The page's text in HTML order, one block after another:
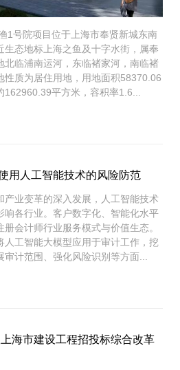
院项目位于上海市奉贤新城东南
生态地标上海之鱼及十字水街，属奉
北临浦南运河，东临褚家河，南临褚
性质为居住用地，用地面积58370.06
平方米，容积率1.6...
用人工智能技术的风险防范
业变革的深入发展，人工智能技术
响各行业。客户数字化、智能化水平
会计师行业服务模式与价值生态。
人工智能大模型应用于审计工作，挖
计范围、强化风险识别等方面...
海市建设工程招投标综合改革